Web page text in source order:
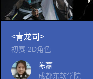
<青龙司>
初赛-2D角色
陈豪
成都东软学院